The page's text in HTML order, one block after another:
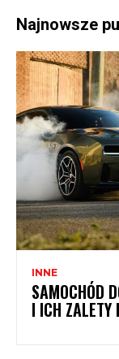
Najnowsze
INNE
SAMOCHÓD
I ICH ZALETY